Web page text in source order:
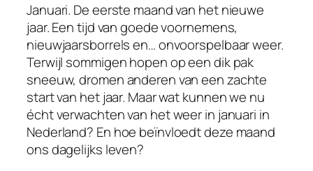
Januari. De eerste maand van het nieuwe
jaar. Een tijd van goede voornemens,
nieuwjaarsborrels en… onvoorspelbaar weer.
Terwijl sommigen hopen op een dik pak
sneeuw, dromen anderen van een zachte
start van het jaar. Maar wat kunnen we nu
écht verwachten van het weer in januari in
Nederland? En hoe beïnvloedt deze maand
ons dagelijks leven?